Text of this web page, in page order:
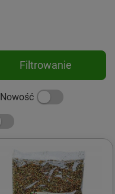
Filtrowanie
Nowość